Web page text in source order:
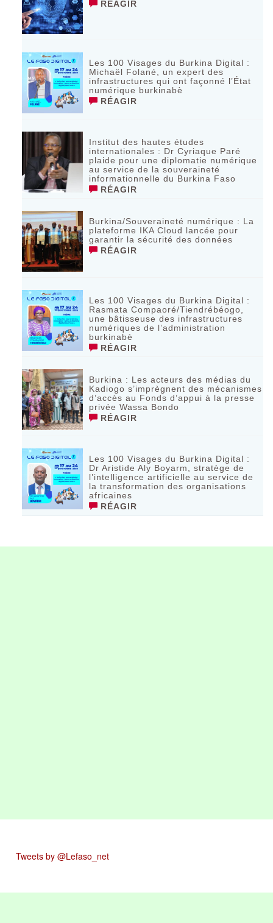
RÉAGIR
Les 100 Visages du Burkina Digital :
Michaël Folané, un expert des
infrastructures qui ont façonné l’État
numérique burkinabè
RÉAGIR
Institut des hautes études
internationales : Dr Cyriaque Paré
plaide pour une diplomatie numérique
au service de la souveraineté
informationnelle du Burkina Faso
RÉAGIR
Burkina/Souveraineté numérique : La
plateforme IKA Cloud lancée pour
garantir la sécurité des données
RÉAGIR
Les 100 Visages du Burkina Digital :
Rasmata Compaoré/Tiendrébéogo,
une bâtisseuse des infrastructures
numériques de l’administration
burkinabè
RÉAGIR
Burkina : Les acteurs des médias du
Kadiogo s’imprègnent des mécanismes
d’accès au Fonds d’appui à la presse
privée Wassa Bondo
RÉAGIR
Les 100 Visages du Burkina Digital :
Dr Aristide Aly Boyarm, stratège de
l’intelligence artificielle au service de
la transformation des organisations
africaines
RÉAGIR
Tweets by @Lefaso_net